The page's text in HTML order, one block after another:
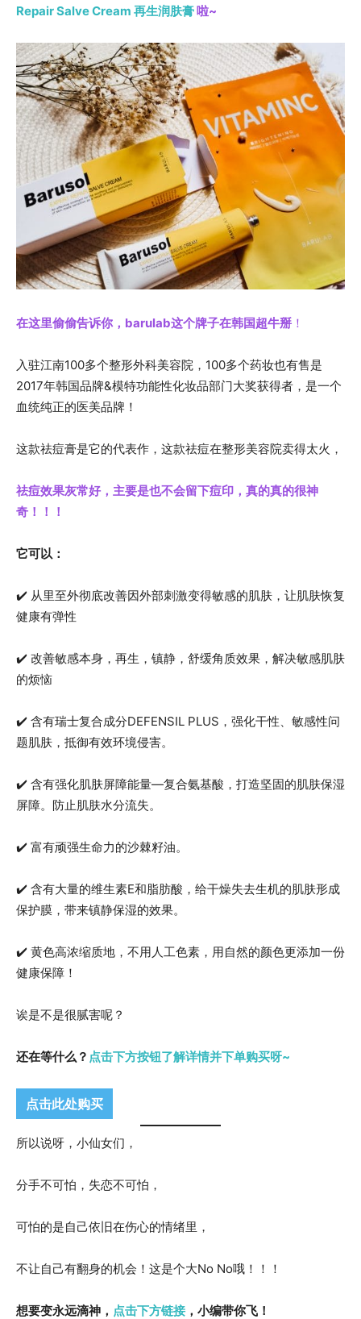
Repair Salve Cream 再生润肤膏啦~
在这里偷偷告诉你，barulab这个牌子在韩国超牛掰 ！
入驻江南100多个整形外科美容院，100多个药妆也有售是
2017年韩国品牌&模特功能性化妆品部门大奖获得者，是一个
血统纯正的医美品牌！
这款祛痘膏是它的代表作，这款祛痘在整形美容院卖得太火，
祛痘效果灰常好，主要是也不会留下痘印，真的真的很神
奇！！！
它可以：
✔️ 从里至外彻底改善因外部刺激变得敏感的肌肤，让肌肤恢复
健康有弹性
✔️ 改善敏感本身，再生，镇静，舒缓角质效果，解决敏感肌肤
的烦恼
✔️ 含有瑞士复合成分DEFENSIL PLUS，强化干性、敏感性问
题肌肤，抵御有效环境侵害。
✔️ 含有强化肌肤屏障能量—复合氨基酸，打造坚固的肌肤保湿
屏障。防止肌肤水分流失。
✔️ 富有顽强生命力的沙棘籽油。
✔️ 含有大量的维生素E和脂肪酸，给干燥失去生机的肌肤形成
保护膜，带来镇静保湿的效果。
✔️ 黄色高浓缩质地，不用人工色素，用自然的颜色更添加一份
健康保障！
诶是不是很腻害呢？
还在等什么？ 点击下方按钮了解详情并下单购买呀~
点击此处购买
所以说呀，小仙女们，
分手不可怕，失恋不可怕，
可怕的是自己依旧在伤心的情绪里，
不让自己有翻身的机会！这是个大No No哦！！！
想要变永远滴神， 点击下方链接 ，小编带你飞！